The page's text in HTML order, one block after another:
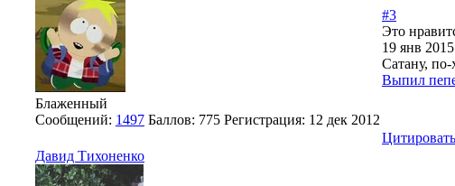
Блаженный
Сообщений: 1497 Баллов: 775 Регистрация: 12 дек 2012
#3
Это
19 янв
Сатану, по-
Выпил
Цитировать
Давид Тихоненко